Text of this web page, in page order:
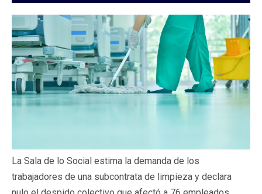
La Sala de lo Social estima la demanda de los
trabajadores de una subcontrata de limpieza y declara